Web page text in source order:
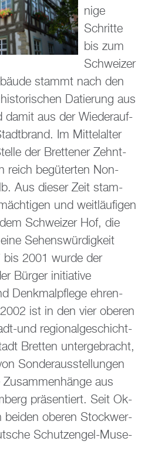
ni­ge
Schrit­te
bis zum
Schwei­zer
stammt nach den
Da­tie­rung aus
damit aus der Wie­der­auf­
Im Mit­tel­al­ter
der Brettener Zehnt­
reich be­gü­ter­ten Non­
Aus die­ser Zeit stam­
und weit­läu­fi­gen
Schwei­zer Hof, die
Se­hens­wür­dig­keit
bis 2001 wurde der
Bür­ger in­itia­ti­ve
Denk­mal­pfle­ge eh­ren­
ist in den vier obe­ren
und re­gio­nal­ge­schicht­
Brett­en un­ter­ge­bracht,
Son­der­aus­stel­lun­gen
aus
prä­sen­tiert. Seit Ok­
bei­den obe­ren Stock­wer­
Schutz­en­gel-Mu­se­